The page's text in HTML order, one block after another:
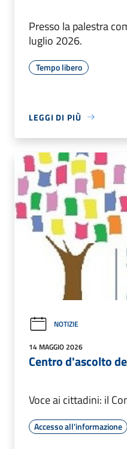
Presso la palestra
luglio 2026.
Tempo libero
LEGGI DI PIÙ
NOTIZIE
14 MAGGIO 2026
Centro d'ascolto
Voce ai cittadini: il
Accesso all'informazione